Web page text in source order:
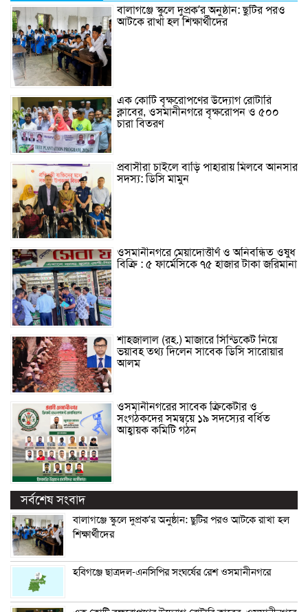
বালাগঞ্জে স্কুলে দুপ্রক’র অনুষ্ঠান: ছুটির পরও
আটকে রাখা হল শিক্ষার্থীদের
এক কোটি বৃক্ষরোপণের উদ্যোগ রোটারি
ক্লাবের, ওসমানীনগরে বৃক্ষরোপন ও ৫০০
চারা বিতরণ
প্রবাসীরা চাইলে বাড়ি পাহারায় মিলবে আনসার
সদস্য: ডিসি মামুন
ওসমানীনগরে মেয়াদোত্তীর্ণ ও অনিবন্ধিত ওষুধ
বিক্রি : ৫ ফার্মেসিকে ৭৫ হাজার টাকা জরিমানা
শাহজালাল (রহ.) মাজারে সিন্ডিকেট নিয়ে
ভয়াবহ তথ্য দিলেন সাবেক ডিসি সারোয়ার
আলম
ওসমানীনগরের সাবেক ক্রিকেটার ও
সংগঠকদের সমন্বয়ে ১৯ সদস্যের বর্ধিত
আহ্বায়ক কমিটি গঠন
সর্বশেষ সংবাদ
বালাগঞ্জে স্কুলে দুপ্রক’র অনুষ্ঠান: ছুটির পরও আটকে রাখা হল
শিক্ষার্থীদের
হবিগঞ্জে ছাত্রদল-এনসিপির সংঘর্ষের রেশ ওসমানীনগরে